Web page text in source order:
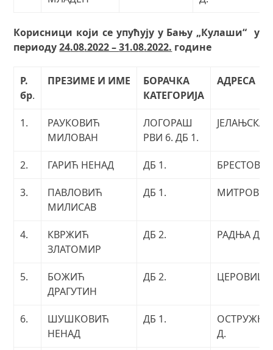
Корисници који се упућују у Бању „Кулаши“ у
периоду24.08.2022 –31.08.2022. године
Р.
бр.
ПРЕЗИМЕ И ИМЕ
БОРАЧКА
КАТЕГОРИЈА
АДРЕСА
1.
РАУКОВИЋ
МИЛОВАН
ЛОГОРАШ
РВИ 6. ДБ 1.
ЈЕЛАЊСКА
2. ГАРИЋ НЕНАД ДБ 1. БРЕСТОВО
3.
ПАВЛОВИЋ
МИЛИСАВ
ДБ 1.
4.
КВРЖИЋ
ЗЛАТОМИР
ДБ 2. РАДЊА Д.
5.
БОЖИЋ
ДРАГУТИН
ДБ 2. ЦЕРОВИЦА
6.
ШУШКОВИЋ
НЕНАД
ДБ 1.
ОСТРУЖЊА
Д.